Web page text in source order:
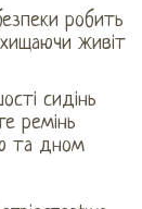
робить
живіт
сидінь
ремінь
та дном